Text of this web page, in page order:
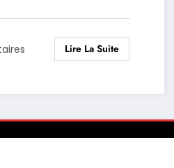
Lire La Suite
Sports Tourisme